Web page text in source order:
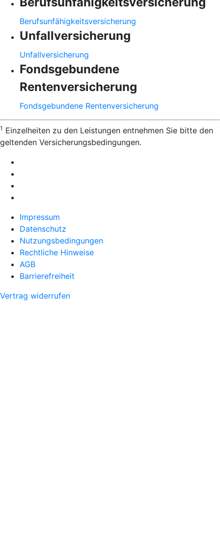
Berufsunfähigkeitsversicherung
Unfallversicherung
Unfallversicherung
Fondsgebundene
Rentenversicherung
Fondsgebundene Rentenversicherung
1 Einzelheiten zu den Leistungen entnehmen Sie bitte den
geltenden Versicherungsbedingungen.
Impressum
Datenschutz
Nutzungsbedingungen
Rechtliche Hinweise
AGB
Barrierefreiheit
Vertrag widerrufen